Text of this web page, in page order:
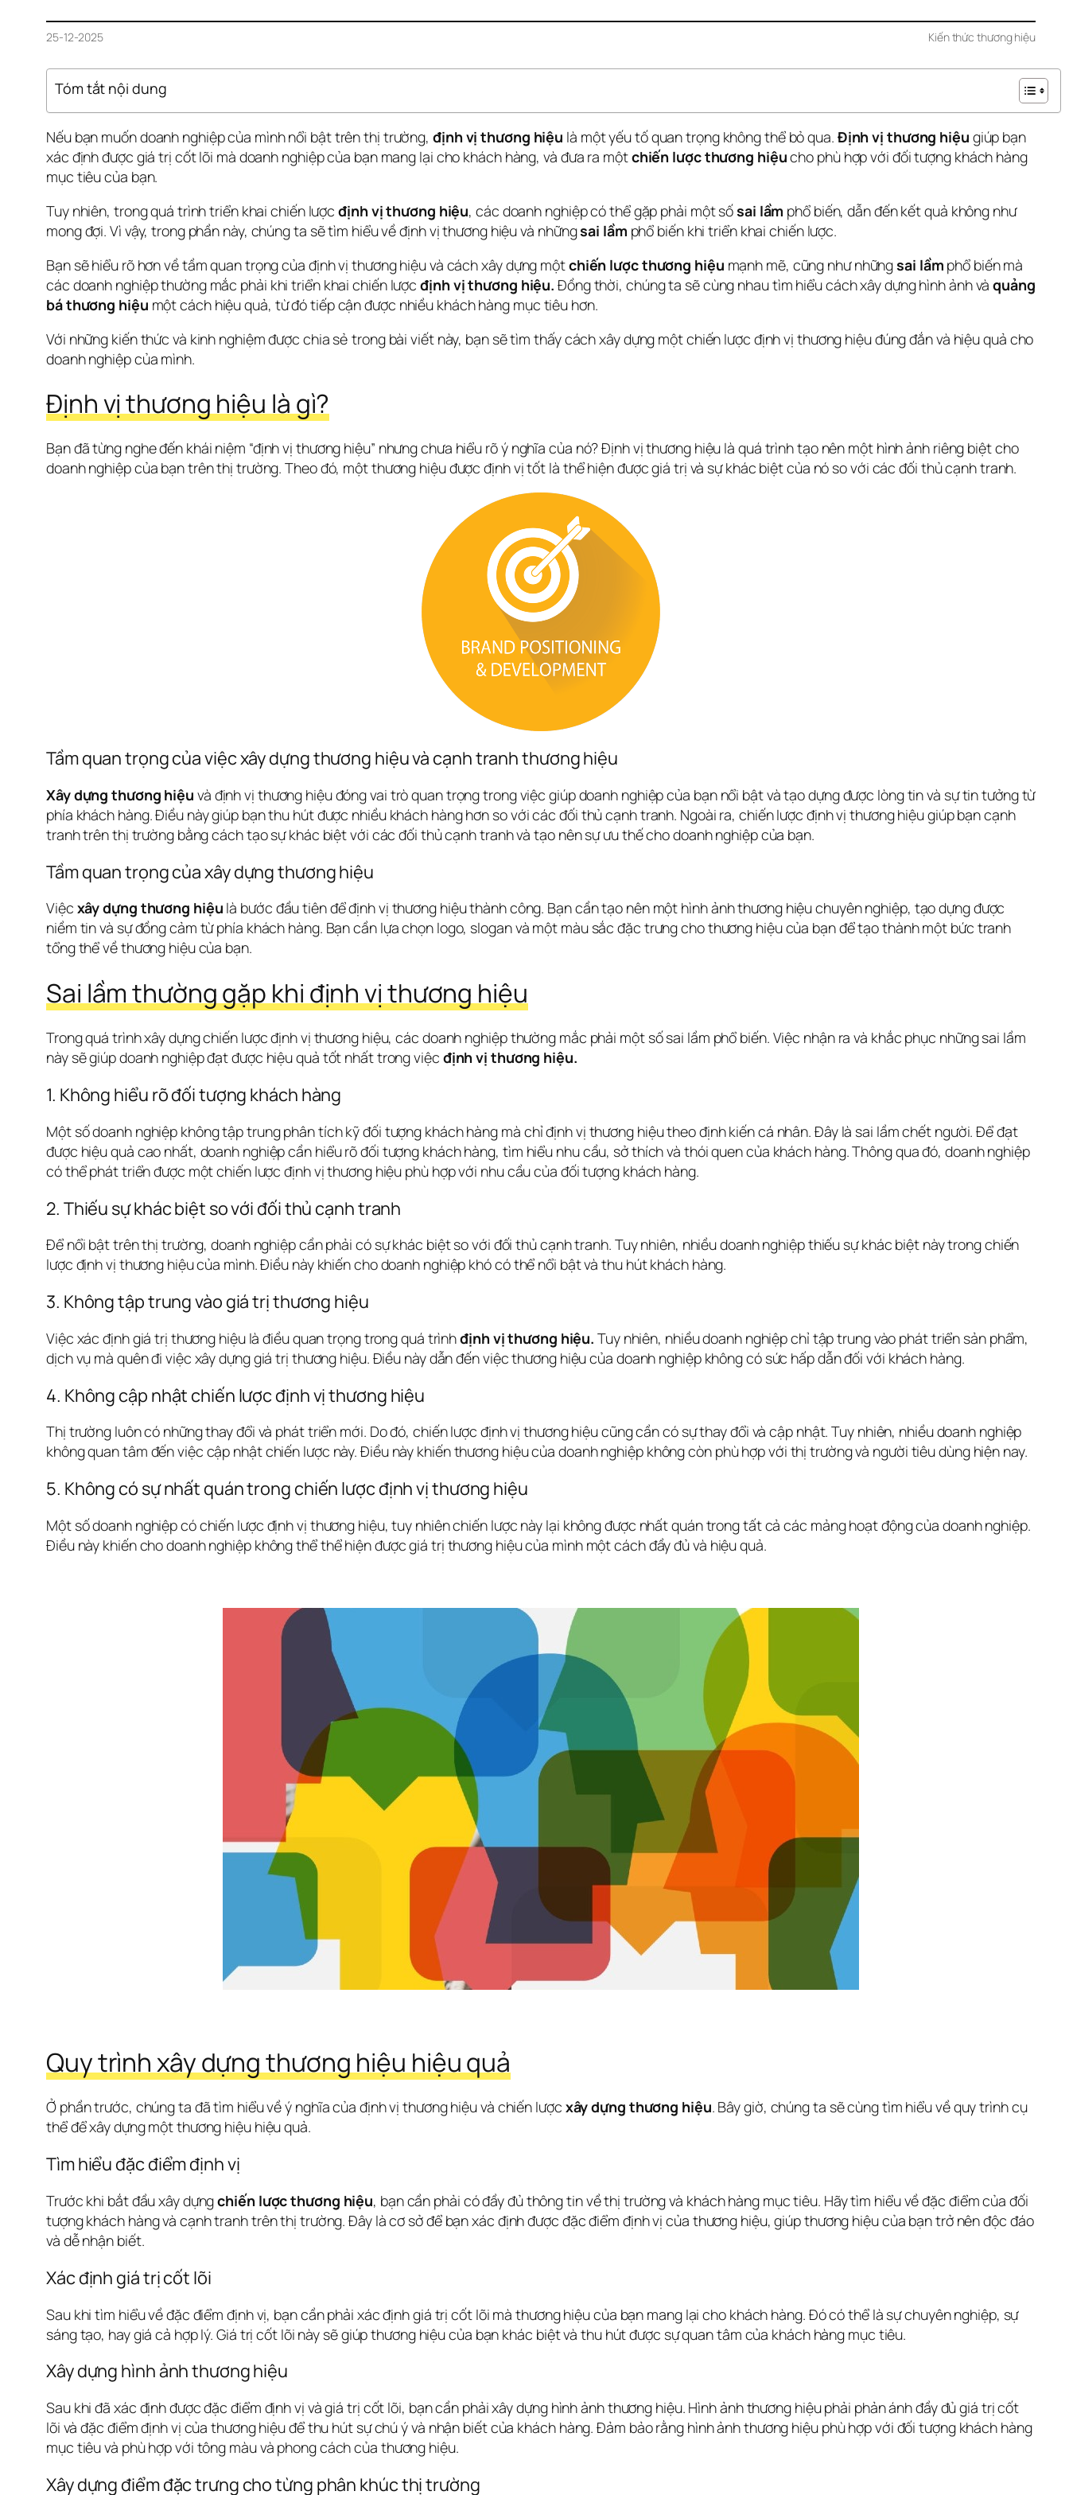
25-12-2025 Kiến thức thương hiệu
Tóm tắt nội dung
Nếu bạn muốn doanh nghiệp của mình nổi bật trên thị trường, định vị thương hiệu là một yếu tố quan trọng không thể bỏ qua. Định vị thương hiệu giúp bạn
xác định được giá trị cốt lõi mà doanh nghiệp của bạn mang lại cho khách hàng, và đưa ra một chiến lược thương hiệu cho phù hợp với đối tượng khách hàng
mục tiêu của bạn.
Tuy nhiên, trong quá trình triển khai chiến lược định vị thương hiệu, các doanh nghiệp có thể gặp phải một số sai lầm phổ biến, dẫn đến kết quả không như
mong đợi. Vì vậy, trong phần này, chúng ta sẽ tìm hiểu về định vị thương hiệu và những sai lầm phổ biến khi triển khai chiến lược.
Bạn sẽ hiểu rõ hơn về tầm quan trọng của định vị thương hiệu và cách xây dựng một chiến lược thương hiệu mạnh mẽ, cũng như những sai lầm phổ biến mà
các doanh nghiệp thường mắc phải khi triển khai chiến lược định vị thương hiệu. Đồng thời, chúng ta sẽ cùng nhau tìm hiểu cách xây dựng hình ảnh và quảng
bá thương hiệu một cách hiệu quả, từ đó tiếp cận được nhiều khách hàng mục tiêu hơn.
Với những kiến thức và kinh nghiệm được chia sẻ trong bài viết này, bạn sẽ tìm thấy cách xây dựng một chiến lược định vị thương hiệu đúng đắn và hiệu quả cho
doanh nghiệp của mình.
Định vị thương hiệu là gì?
Bạn đã từng nghe đến khái niệm “định vị thương hiệu” nhưng chưa hiểu rõ ý nghĩa của nó? Định vị thương hiệu là quá trình tạo nên một hình ảnh riêng biệt cho
doanh nghiệp của bạn trên thị trường. Theo đó, một thương hiệu được định vị tốt là thể hiện được giá trị và sự khác biệt của nó so với các đối thủ cạnh tranh.
Tầm quan trọng của việc xây dựng thương hiệu và cạnh tranh thương hiệu
Xây dựng thương hiệu và định vị thương hiệu đóng vai trò quan trọng trong việc giúp doanh nghiệp của bạn nổi bật và tạo dựng được lòng tin và sự tin tưởng từ
phía khách hàng. Điều này giúp bạn thu hút được nhiều khách hàng hơn so với các đối thủ cạnh tranh. Ngoài ra, chiến lược định vị thương hiệu giúp bạn cạnh
tranh trên thị trường bằng cách tạo sự khác biệt với các đối thủ cạnh tranh và tạo nên sự ưu thế cho doanh nghiệp của bạn.
Tầm quan trọng của xây dựng thương hiệu
Việc xây dựng thương hiệu là bước đầu tiên để định vị thương hiệu thành công. Bạn cần tạo nên một hình ảnh thương hiệu chuyên nghiệp, tạo dựng được
niềm tin và sự đồng cảm từ phía khách hàng. Bạn cần lựa chọn logo, slogan và một màu sắc đặc trưng cho thương hiệu của bạn để tạo thành một bức tranh
tổng thể về thương hiệu của bạn.
Sai lầm thường gặp khi định vị thương hiệu
Trong quá trình xây dựng chiến lược định vị thương hiệu, các doanh nghiệp thường mắc phải một số sai lầm phổ biến. Việc nhận ra và khắc phục những sai lầm
này sẽ giúp doanh nghiệp đạt được hiệu quả tốt nhất trong việc định vị thương hiệu.
1. Không hiểu rõ đối tượng khách hàng
Một số doanh nghiệp không tập trung phân tích kỹ đối tượng khách hàng mà chỉ định vị thương hiệu theo định kiến cá nhân. Đây là sai lầm chết người. Để đạt
được hiệu quả cao nhất, doanh nghiệp cần hiểu rõ đối tượng khách hàng, tìm hiểu nhu cầu, sở thích và thói quen của khách hàng. Thông qua đó, doanh nghiệp
có thể phát triển được một chiến lược định vị thương hiệu phù hợp với nhu cầu của đối tượng khách hàng.
2. Thiếu sự khác biệt so với đối thủ cạnh tranh
Để nổi bật trên thị trường, doanh nghiệp cần phải có sự khác biệt so với đối thủ cạnh tranh. Tuy nhiên, nhiều doanh nghiệp thiếu sự khác biệt này trong chiến
lược định vị thương hiệu của mình. Điều này khiến cho doanh nghiệp khó có thể nổi bật và thu hút khách hàng.
3. Không tập trung vào giá trị thương hiệu
Việc xác định giá trị thương hiệu là điều quan trọng trong quá trình định vị thương hiệu. Tuy nhiên, nhiều doanh nghiệp chỉ tập trung vào phát triển sản phẩm,
dịch vụ mà quên đi việc xây dựng giá trị thương hiệu. Điều này dẫn đến việc thương hiệu của doanh nghiệp không có sức hấp dẫn đối với khách hàng.
4. Không cập nhật chiến lược định vị thương hiệu
Thị trường luôn có những thay đổi và phát triển mới. Do đó, chiến lược định vị thương hiệu cũng cần có sự thay đổi và cập nhật. Tuy nhiên, nhiều doanh nghiệp
không quan tâm đến việc cập nhật chiến lược này. Điều này khiến thương hiệu của doanh nghiệp không còn phù hợp với thị trường và người tiêu dùng hiện nay.
5. Không có sự nhất quán trong chiến lược định vị thương hiệu
Một số doanh nghiệp có chiến lược định vị thương hiệu, tuy nhiên chiến lược này lại không được nhất quán trong tất cả các mảng hoạt động của doanh nghiệp.
Điều này khiến cho doanh nghiệp không thể thể hiện được giá trị thương hiệu của mình một cách đầy đủ và hiệu quả.
Quy trình xây dựng thương hiệu hiệu quả
Ở phần trước, chúng ta đã tìm hiểu về ý nghĩa của định vị thương hiệu và chiến lược xây dựng thương hiệu. Bây giờ, chúng ta sẽ cùng tìm hiểu về quy trình cụ
thể để xây dựng một thương hiệu hiệu quả.
Tìm hiểu đặc điểm định vị
Trước khi bắt đầu xây dựng chiến lược thương hiệu, bạn cần phải có đầy đủ thông tin về thị trường và khách hàng mục tiêu. Hãy tìm hiểu về đặc điểm của đối
tượng khách hàng và cạnh tranh trên thị trường. Đây là cơ sở để bạn xác định được đặc điểm định vị của thương hiệu, giúp thương hiệu của bạn trở nên độc đáo
và dễ nhận biết.
Xác định giá trị cốt lõi
Sau khi tìm hiểu về đặc điểm định vị, bạn cần phải xác định giá trị cốt lõi mà thương hiệu của bạn mang lại cho khách hàng. Đó có thể là sự chuyên nghiệp, sự
sáng tạo, hay giá cả hợp lý. Giá trị cốt lõi này sẽ giúp thương hiệu của bạn khác biệt và thu hút được sự quan tâm của khách hàng mục tiêu.
Xây dựng hình ảnh thương hiệu
Sau khi đã xác định được đặc điểm định vị và giá trị cốt lõi, bạn cần phải xây dựng hình ảnh thương hiệu. Hình ảnh thương hiệu phải phản ánh đầy đủ giá trị cốt
lõi và đặc điểm định vị của thương hiệu để thu hút sự chú ý và nhận biết của khách hàng. Đảm bảo rằng hình ảnh thương hiệu phù hợp với đối tượng khách hàng
mục tiêu và phù hợp với tông màu và phong cách của thương hiệu.
Xây dựng điểm đặc trưng cho từng phân khúc thị trường